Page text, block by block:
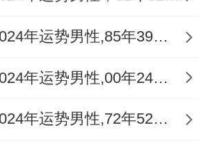
全为你，骑行通勤者佩戴
"需通过子午流注调理法化
1985年属牛人2024年运势男性,85年39岁属牛男2024年每月运程怎么样
2000年属龙人2024年运势男性,00年24岁属龙男2024年每月运程怎么样
1972年属鼠人2024年运势男性,72年52岁属鼠男2024年每月运程怎么样